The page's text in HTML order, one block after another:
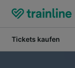
Tickets kaufen